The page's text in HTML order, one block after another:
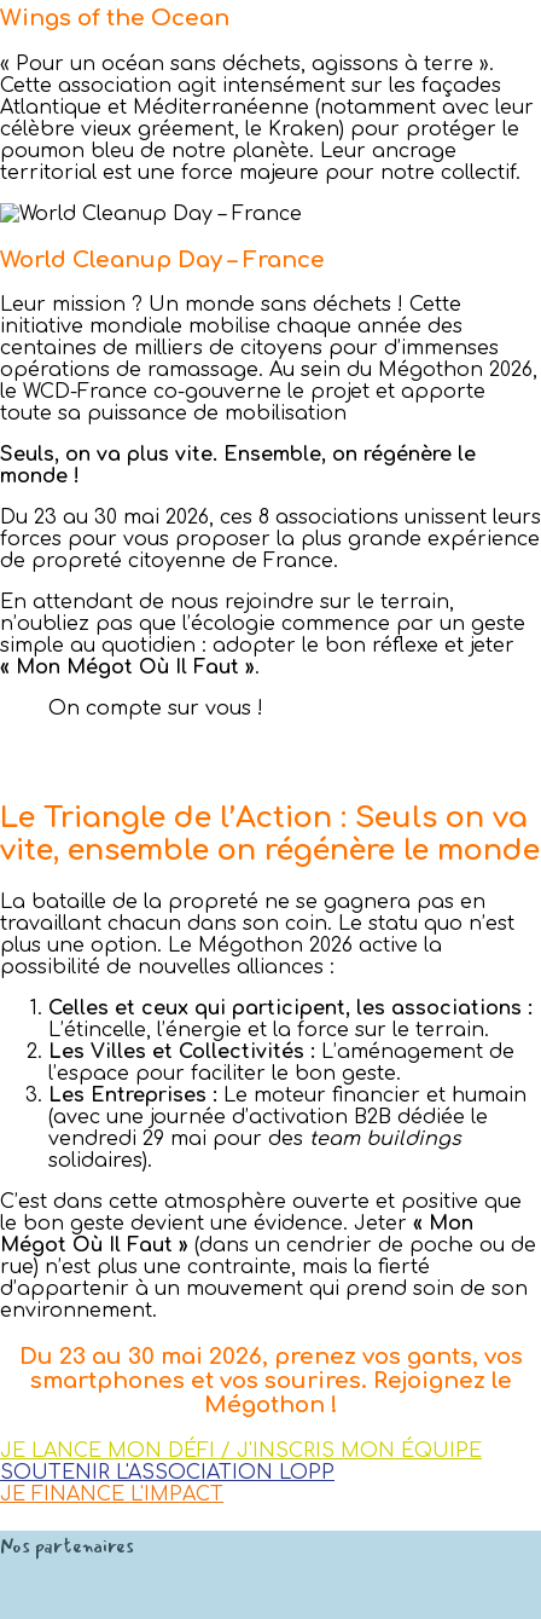
Wings of the Ocean
« Pour un océan sans déchets, agissons à terre ».
Cette association agit intensément sur les façades
Atlantique et Méditerranéenne (notamment avec leur
célèbre vieux gréement, le Kraken) pour protéger le
poumon bleu de notre planète. Leur ancrage
territorial est une force majeure pour notre collectif.
World Cleanup Day – France
Leur mission ? Un monde sans déchets ! Cette
initiative mondiale mobilise chaque année des
centaines de milliers de citoyens pour d’immenses
opérations de ramassage. Au sein du Mégothon 2026,
le WCD-France co-gouverne le projet et apporte
toute sa puissance de mobilisation
Seuls, on va plus vite. Ensemble, on régénère le
monde !
Du 23 au 30 mai 2026, ces 8 associations unissent leurs
forces pour vous proposer la plus grande expérience
de propreté citoyenne de France.
En attendant de nous rejoindre sur le terrain,
n’oubliez pas que l’écologie commence par un geste
simple au quotidien : adopter le bon réflexe et jeter
« Mon Mégot Où Il Faut ».
On compte sur vous !
Le Triangle de l’Action : Seuls on va
vite, ensemble on régénère le monde
La bataille de la propreté ne se gagnera pas en
travaillant chacun dans son coin. Le statu quo n’est
plus une option. Le Mégothon 2026 active la
possibilité de nouvelles alliances :
Celles et ceux qui participent, les associations :
L’étincelle, l’énergie et la force sur le terrain.
Les Villes et Collectivités : L’aménagement de
l’espace pour faciliter le bon geste.
Les Entreprises : Le moteur financier et humain
(avec une journée d’activation B2B dédiée le
vendredi 29 mai pour des team buildings
solidaires).
C’est dans cette atmosphère ouverte et positive que
le bon geste devient une évidence. Jeter « Mon
Mégot Où Il Faut » (dans un cendrier de poche ou de
rue) n’est plus une contrainte, mais la fierté
d’appartenir à un mouvement qui prend soin de son
environnement.
Du 23 au 30 mai 2026, prenez vos gants, vos
smartphones et vos sourires. Rejoignez le
Mégothon !
JE LANCE MON DÉFI / J'INSCRIS MON ÉQUIPE
SOUTENIR L'ASSOCIATION LOPP
JE FINANCE L'IMPACT
Nos partenaires